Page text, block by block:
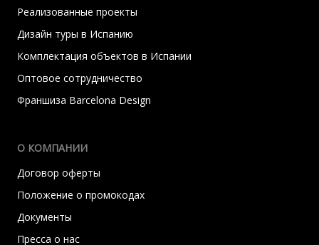
Реализованные проекты
Дизайн туры в Испанию
Комплектация объектов в Испании
Оптовое сотрудничество
Франшиза Barcelona Design
О КОМПАНИИ
Договор оферты
Положение о промокодах
Документы
Пресса о нас